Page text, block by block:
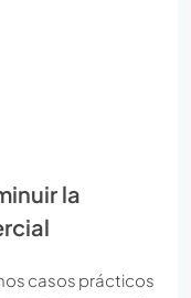
la
casos prácticos